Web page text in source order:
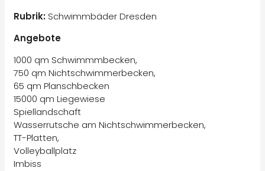
Rubrik: Schwimmbäder Dresden
Angebote
1000 qm Schwimmmbecken,
750 qm Nichtschwimmerbecken,
65 qm Planschbecken
15000 qm Liegewiese
Spiellandschaft
Wasserrutsche am Nichtschwimmerbecken,
TT-Platten,
Volleyballplatz
Imbiss